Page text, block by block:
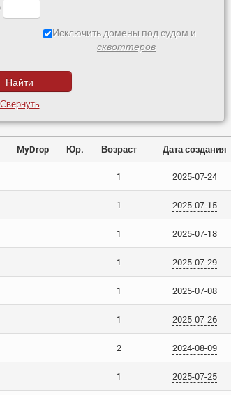
Исключить домены под судом и
сквоттеров
Свернуть
MyDrop Юр. Возраст Дата создания
1 2025-07-24
1 2025-07-15
1 2025-07-18
1 2025-07-29
1 2025-07-08
1 2025-07-26
2 2024-08-09
1 2025-07-25